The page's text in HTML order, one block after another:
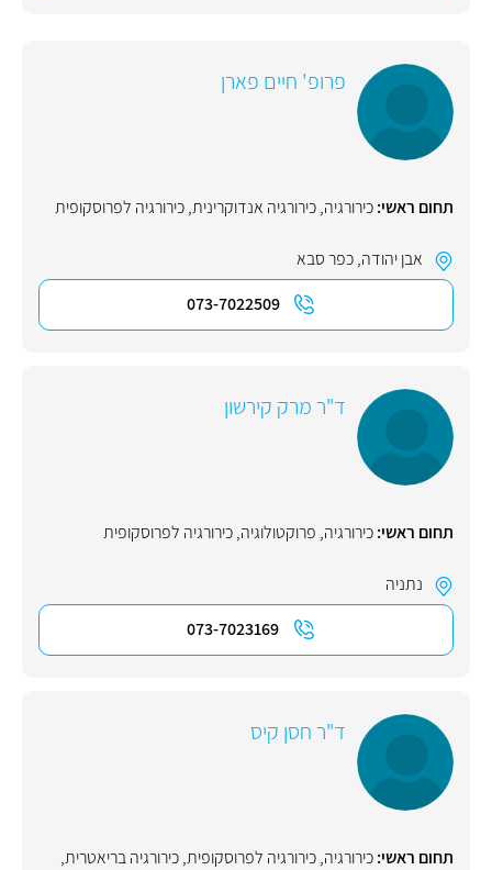
פרופ' חיים פארן
תחום ראשי:כירורגיה,כירורגיה אנדוקרינית,כירורגיה לפרוסקופית
אבן יהודה,כפר סבא
073-7022509
ד"ר מרק קירשון
תחום ראשי:כירורגיה, פרוקטולוגיה,כירורגיה לפרוסקופית
נתניה
073-7023169
ד"ר חסן קיס
תחום ראשי:כירורגיה,כירורגיה לפרוסקופית,כירורגיה בריאטרית,